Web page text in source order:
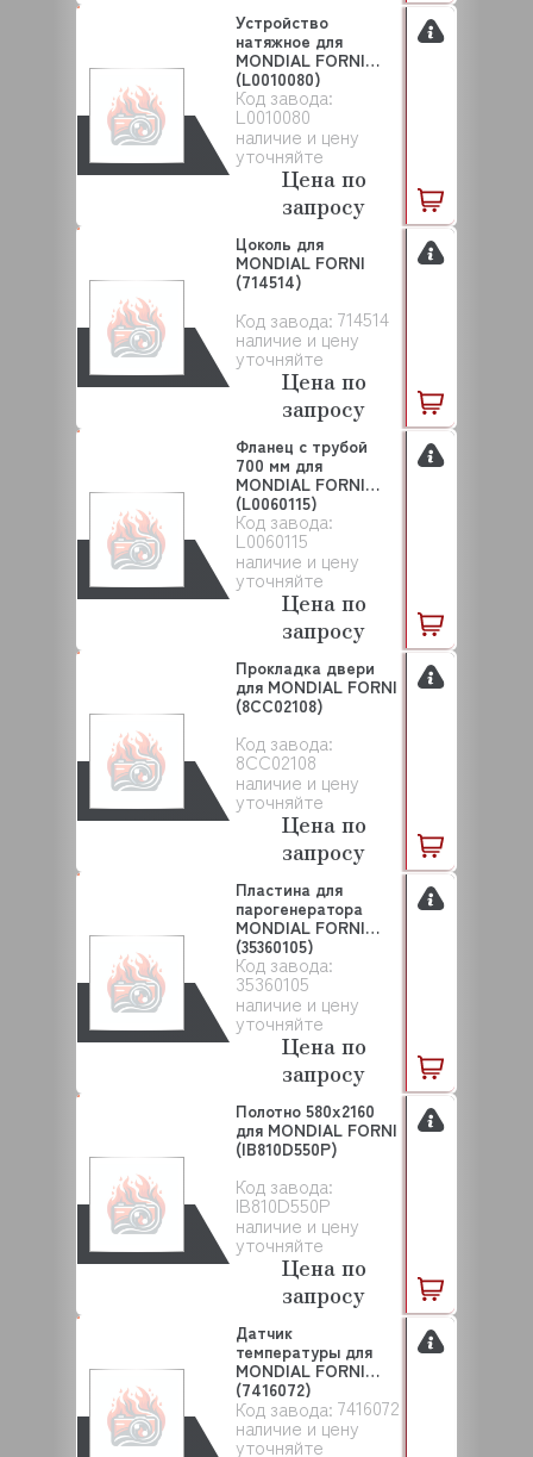
Код завода:
L0010080
наличие и цену
уточняйте
Устройство
натяжное для
MONDIAL FORNI
(L0010080)
Цена по
запросу
Код завода: 714514
наличие и цену
уточняйте
Цоколь для
MONDIAL FORNI
(714514)
Цена по
запросу
Код завода:
L0060115
наличие и цену
уточняйте
Фланец с трубой
700 мм для
MONDIAL FORNI
(L0060115)
Цена по
запросу
Код завода:
8CC02108
наличие и цену
уточняйте
Прокладка двери
для MONDIAL FORNI
(8CC02108)
Цена по
запросу
Код завода:
35360105
наличие и цену
уточняйте
Пластина для
парогенератора
MONDIAL FORNI
(35360105)
Цена по
запросу
Код завода:
IB810D550P
наличие и цену
уточняйте
Полотно 580х2160
для MONDIAL FORNI
(IB810D550P)
Цена по
запросу
Код завода: 7416072
наличие и цену
уточняйте
Датчик
температуры для
MONDIAL FORNI
(7416072)